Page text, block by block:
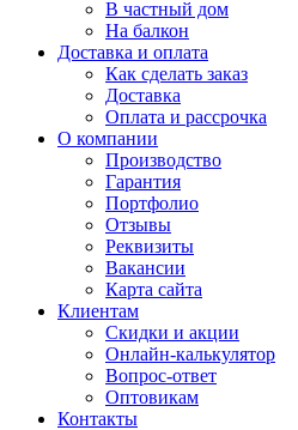
В частный дом
На балкон
Доставка и оплата
Как сделать заказ
Доставка
Оплата и рассрочка
О компании
Производство
Гарантия
Портфолио
Отзывы
Реквизиты
Вакансии
Карта сайта
Клиентам
Скидки и акции
Онлайн-калькулятор
Вопрос-ответ
Оптовикам
Контакты